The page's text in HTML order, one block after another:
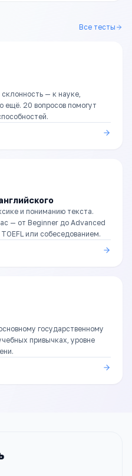
Все тесты
— к науке,
ещё. 20 вопросов помогут
и пониманию текста.
— от Beginner до Advanced
или собеседованием.
государственному
привычках, уровне